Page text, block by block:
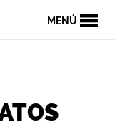
MENÚ